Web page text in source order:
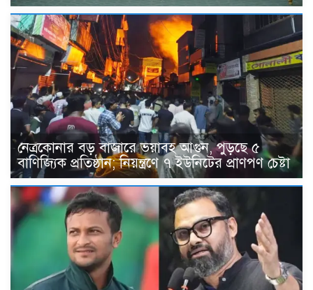
নেত্রকোনার বড় বাজারে ভয়াবহ আগুন, পুড়ছে ৫
বাণিজ্যিক প্রতিষ্ঠান; নিয়ন্ত্রণে ৭ ইউনিটের প্রাণপণ চেষ্টা